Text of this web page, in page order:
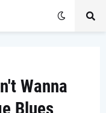
Wanna
Blues